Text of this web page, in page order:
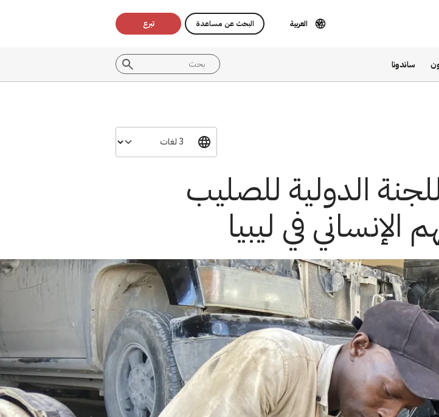
العربية البحث عن مساعدة تبرع
ساندونا
الدولية للصليب
في ليبيا